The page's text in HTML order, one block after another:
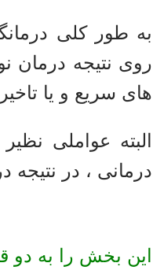
به طور کلی
روی نتیجه درمان
های سریع و یا
البته عواملی
درمانی ، در نتیجه
این بخش را به